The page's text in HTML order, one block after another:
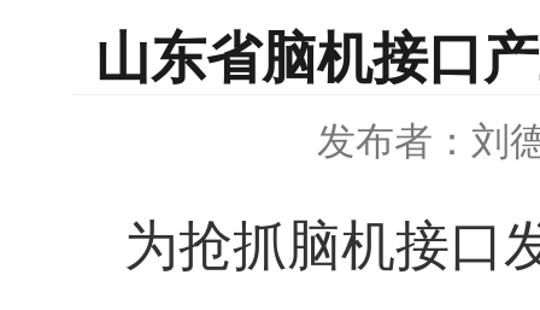
山东省脑机接口
发布者：刘
为抢抓脑机接口